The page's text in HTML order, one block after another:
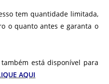
tem quantidade limitada,
o quanto antes e garanta o
está disponível para
AQUI